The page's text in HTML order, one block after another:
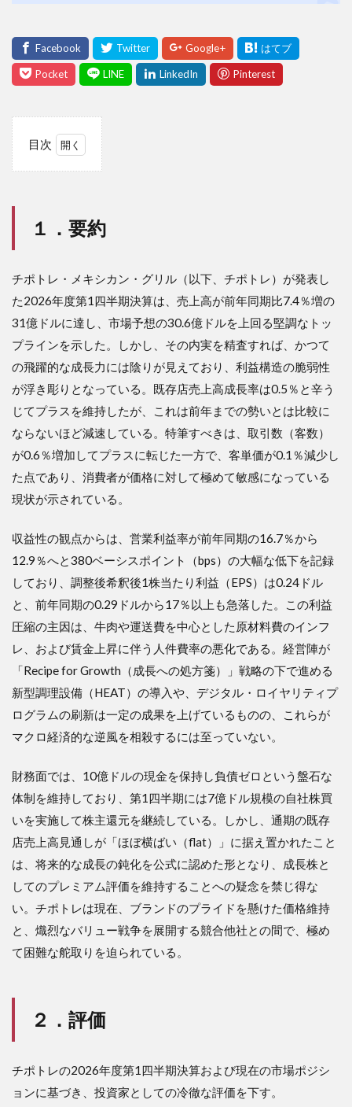
目次
2
2.1
総合
価：B
2.2
成長
性：A
2.3
収益
2.4
財務
健全
2.5
競争
優位
性：A
３．
決算
内容
の深
掘り
分析
3.1
と既
存店
高の
構造
的変
容
3.2 利
益率
を直
撃す
イン
体
3.3
１．要約
チポトレ・メキシカン・グリル（以下、チポトレ）が発表し
た2026年度第1四半期決算は、売上高が前年同期比7.4％増の
31億ドルに達し、市場予想の30.6億ドルを上回る堅調なトッ
プラインを示した。しかし、その内実を精査すれば、かつて
の飛躍的な成長力には陰りが見えており、利益構造の脆弱性
が浮き彫りとなっている。既存店売上高成長率は0.5％と辛う
じてプラスを維持したが、これは前年までの勢いとは比較に
ならないほど減速している。特筆すべきは、取引数（客数）
が0.6％増加してプラスに転じた一方で、客単価が0.1％減少し
た点であり、消費者が価格に対して極めて敏感になっている
現状が示されている。
収益性の観点からは、営業利益率が前年同期の16.7％から
12.9％へと380ベーシスポイント（bps）の大幅な低下を記録
しており、調整後希釈後1株当たり利益（EPS）は0.24ドル
と、前年同期の0.29ドルから17％以上も急落した。この利益
圧縮の主因は、牛肉や運送費を中心とした原材料費のインフ
レ、および賃金上昇に伴う人件費率の悪化である。経営陣が
「Recipe for Growth（成長への処方箋）」戦略の下で進める
新型調理設備（HEAT）の導入や、デジタル・ロイヤリティプ
ログラムの刷新は一定の成果を上げているものの、これらが
マクロ経済的な逆風を相殺するには至っていない。
財務面では、10億ドルの現金を保持し負債ゼロという盤石な
体制を維持しており、第1四半期には7億ドル規模の自社株買
いを実施して株主還元を継続している。しかし、通期の既存
店売上高見通しが「ほぼ横ばい（flat）」に据え置かれたこと
は、将来的な成長の鈍化を公式に認めた形となり、成長株と
してのプレミアム評価を維持することへの疑念を禁じ得な
い。チポトレは現在、ブランドのプライドを懸けた価格維持
と、熾烈なバリュー戦争を展開する競合他社との間で、極め
て困難な舵取りを迫られている。
２．評価
チポトレの2026年度第1四半期決算および現在の市場ポジシ
ョンに基づき、投資家としての冷徹な評価を下す。